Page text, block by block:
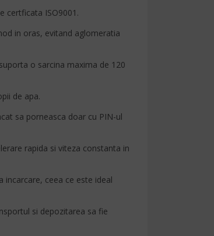
certficata ISO9001.
in oras, evitand aglomeratia
o sarcina maxima de 120
de apa.
sa porneasca doar cu PIN-ul
rapida si viteza constanta in
ceea ce este ideal
si depozitarea sa fie